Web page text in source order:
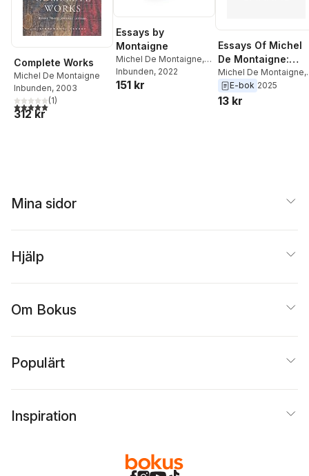
Complete Works
Michel De Montaigne
Inbunden, 2003
5,0utav 5 stjärnor. Totalt antal röster:
(1)
312 kr
Essays by
Montaigne
Michel De Montaigne,
Tom Butler-Bowdon
Inbunden, 2022
151 kr
Essays Of Michel
De Montaigne:
Volume 17
Michel De Montaigne,
Michel De Montaigne
E-bok 2025
13 kr
Mina sidor
Hjälp
Om Bokus
Populärt
Inspiration